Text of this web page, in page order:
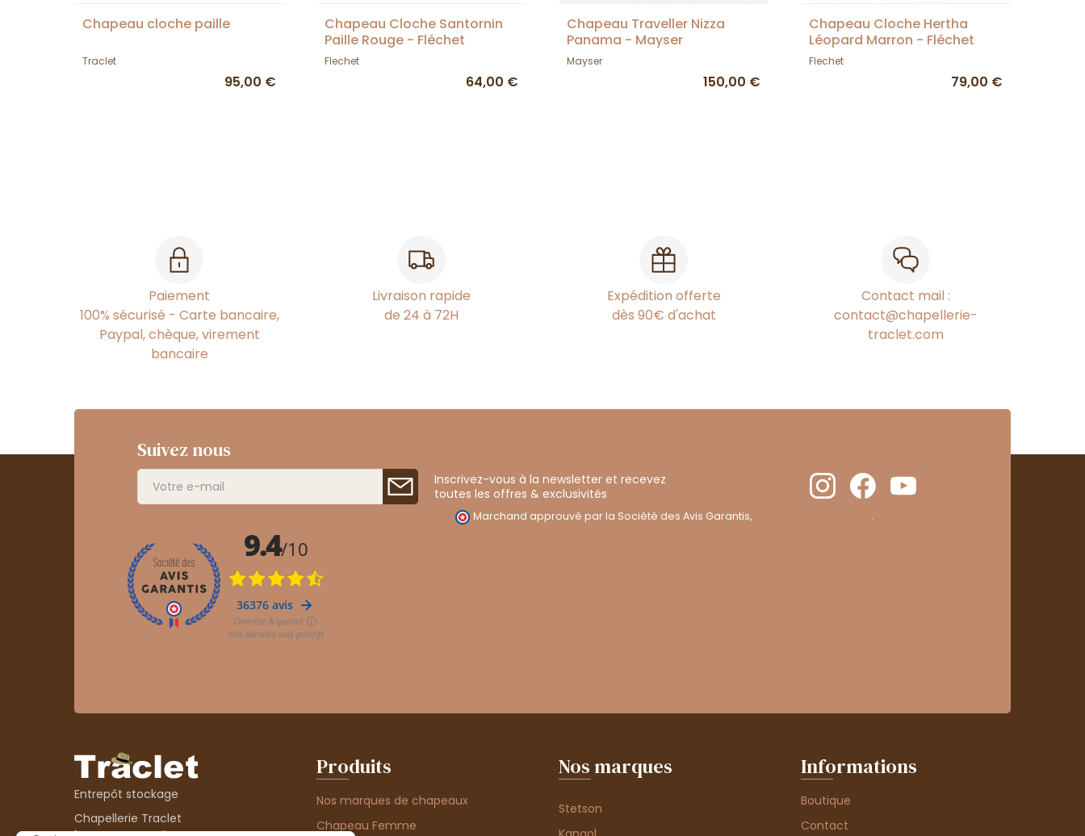
Chapeau cloche paille
Traclet
95,00 €
Chapeau Cloche Santornin
Paille Rouge - Fléchet
Flechet
64,00 €
Chapeau Traveller Nizza
Panama - Mayser
Mayser
150,00 €
Chapeau Cloche Hertha
Léopard Marron - Fléchet
Flechet
79,00 €
Paiement
100% sécurisé - Carte bancaire,
Paypal, chèque, virement
bancaire
Livraison rapide
de 24 à 72H
Expédition offerte
dès 90€ d'achat
Contact mail :
contact@chapellerie-
traclet.com
Suivez nous
Inscrivez-vous à la newsletter et recevez
toutes les offres & exclusivités
Marchand approuvé par la Société des Avis Garantis, .
Entrepôt stockage
Chapellerie Traclet
Produits
Nos marques de chapeaux
Chapeau Femme
Nos marques
Stetson
Informations
Boutique
Contact